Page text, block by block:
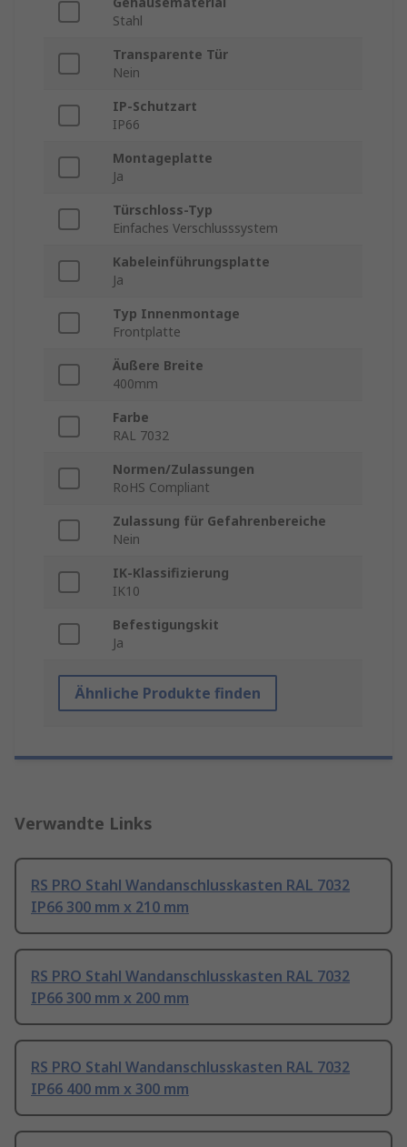
Stahl
Transparente Tür
Nein
IP-Schutzart
IP66
Montageplatte
Ja
Türschloss-Typ
Einfaches Verschlusssystem
Kabeleinführungsplatte
Ja
Typ Innenmontage
Frontplatte
Äußere Breite
400mm
Farbe
RAL 7032
Normen/Zulassungen
RoHS Compliant
Zulassung für Gefahrenbereiche
Nein
IK-Klassifizierung
IK10
Befestigungskit
Ja
Ähnliche Produkte finden
Verwandte Links
RS PRO Stahl Wandanschlusskasten RAL 7032
IP66 300 mm x 210 mm
RS PRO Stahl Wandanschlusskasten RAL 7032
IP66 300 mm x 200 mm
RS PRO Stahl Wandanschlusskasten RAL 7032
IP66 400 mm x 300 mm